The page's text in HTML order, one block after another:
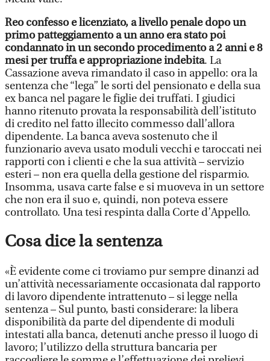
Reo confesso e licenziato, a livello penale dopo un
primo patteggiamento a un anno era stato poi
condannato in un secondo procedimento a 2 anni e 8
mesi per truffa e appropriazione indebita. La
Cassazione aveva rimandato il caso in appello: ora la
sentenza che “lega” le sorti del pensionato e della sua
ex banca nel pagare le figlie dei truffati. I giudici
hanno ritenuto provata la responsabilità dell’istituto
di credito nel fatto illecito commesso dall’allora
dipendente. La banca aveva sostenuto che il
funzionario aveva usato moduli vecchi e taroccati nei
rapporti con i clienti e che la sua attività – servizio
esteri – non era quella della gestione del risparmio.
Insomma, usava carte false e si muoveva in un settore
che non era il suo e, quindi, non poteva essere
controllato. Una tesi respinta dalla Corte d’Appello.
Cosa dice la sentenza
«È evidente come ci troviamo pur sempre dinanzi ad
un’attività necessariamente occasionata dal rapporto
di lavoro dipendente intrattenuto – si legge nella
sentenza – Sul punto, basti considerare: la libera
disponibilità da parte del dipendente di moduli
intestati alla banca, detenuti anche presso il luogo di
lavoro; l’utilizzo della struttura bancaria per